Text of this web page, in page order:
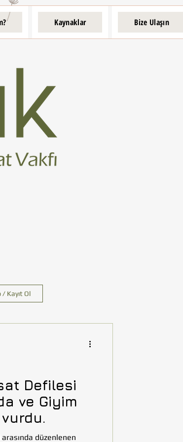
Kaynaklar Bize Ulaşın
/ Kayıt Ol
Defilesi
ve Giyim
vurdu.
düzenlenen